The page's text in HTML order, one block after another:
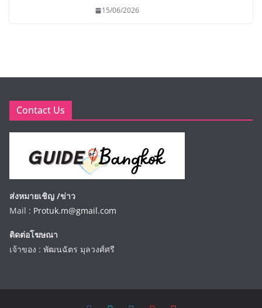
15/06/2026
Contact Us
ส่งหมายเชิญ /ข่าว
Mail : Protuk.m@gmail.com
ติดต่อโฆษณา
เจ้าของ : พัฒนฉัตร มุลวงศ์ศรี